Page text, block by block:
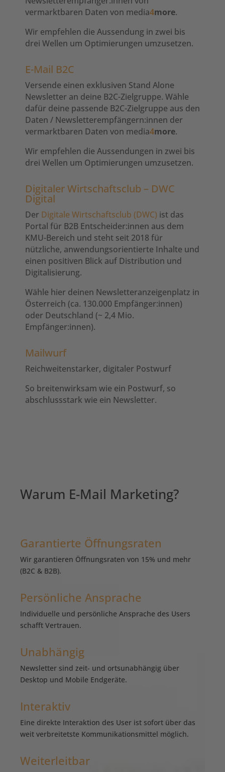
vermarktbaren Daten von media4more.
Wir empfehlen die Aussendung in zwei bis
drei Wellen um Optimierungen umzusetzen.
E-Mail B2C
Versende einen exklusiven Stand Alone
Newsletter an deine B2C-Zielgruppe. Wähle
dafür deine passende B2C-Zielgruppe aus den
Daten / Newsletterempfängern:innen der
vermarktbaren Daten von media4more.
Wir empfehlen die Aussendungen in zwei bis
drei Wellen um Optimierungen umzusetzen.
Digitaler Wirtschaftsclub – DWC
Digital
Der Digitale Wirtschaftsclub (DWC) ist das
Portal für B2B Entscheider:innen aus dem
KMU-Bereich und steht seit 2018 für
nützliche, anwendungsorientierte Inhalte und
einen positiven Blick auf Distribution und
Digitalisierung.
Wähle hier deinen Newsletteranzeigenplatz in
Österreich (ca. 130.000 Empfänger:innen)
oder Deutschland (~ 2,4 Mio.
Empfänger:innen).
Mailwurf
Reichweitenstarker, digitaler Postwurf
So breitenwirksam wie ein Postwurf, so
abschlussstark wie ein Newsletter.
Warum E-Mail Marketing?
Garantierte Öffnungsraten
Wir garantieren Öffnungsraten von 15% und mehr
(B2C & B2B).
Persönliche Ansprache
Individuelle und persönliche Ansprache des Users
schafft Vertrauen.
Unabhängig
Newsletter sind zeit- und ortsunabhängig über
Desktop und Mobile Endgeräte.
Interaktiv
Eine direkte Interaktion des User ist sofort über das
weit verbreitetste Kommunikationsmittel möglich.
Weiterleitbar